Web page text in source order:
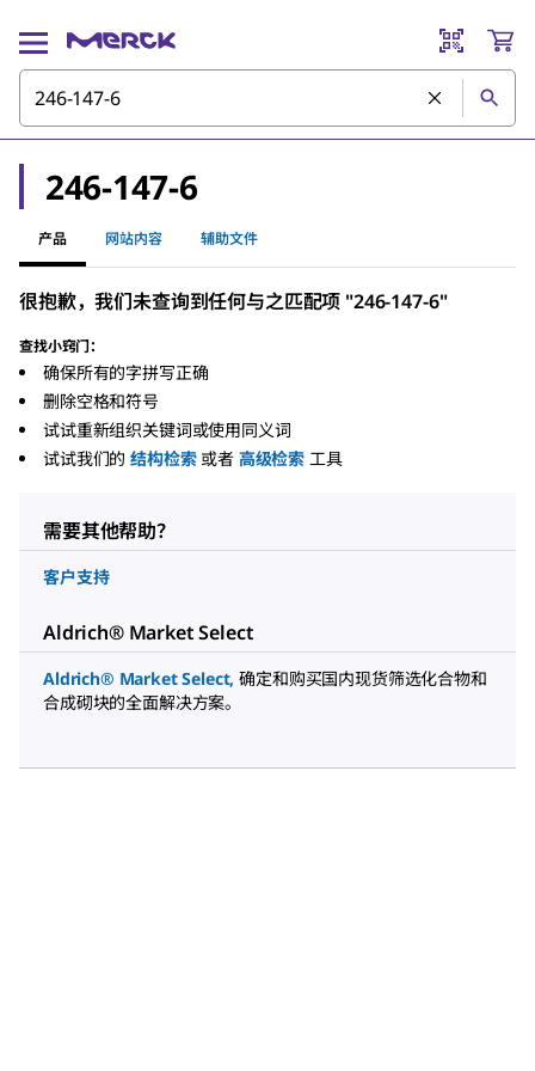
246-147-6
产品 网站内容 辅助文件
很抱歉，我们未查询到任何与之匹配项 "246-147-6"
查找小窍门：
确保所有的字拼写正确
删除空格和符号
试试重新组织关键词或使用同义词
试试我们的 结构检索 或者 高级检索 工具
需要其他帮助？
客户支持
Aldrich® Market Select
Aldrich® Market Select, 确定和购买国内现货筛选化合物和
合成砌块的全面解决方案。